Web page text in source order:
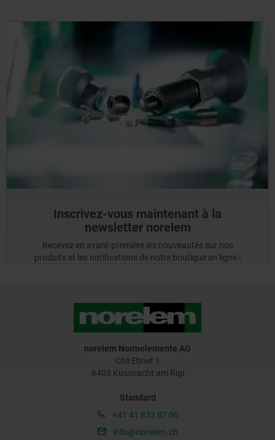
Inscrivez-vous maintenant à la
newsletter norelem
Recevez en avant-première les nouveautés sur nos
produits et les notifications de notre boutique en ligne !
norelem Normelemente AG
Chli Ebnet 1
6403 Küssnacht am Rigi
Standard
+41 41 833 87 00
info@norelem.ch